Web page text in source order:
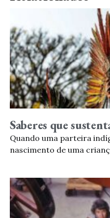
Saberes que
Quando uma parteira
nascimento de uma